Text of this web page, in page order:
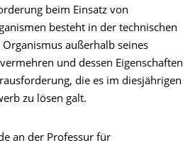
beim Einsatz von
besteht in der technischen
außerhalb seines
und dessen Eigenschaften
die es im diesjährigen
zu lösen galt.
an der Professur für